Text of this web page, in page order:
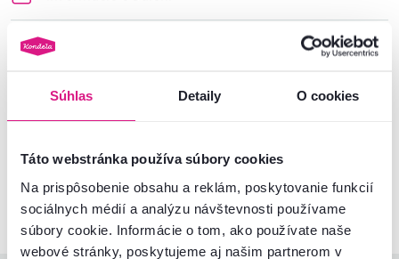
Súhlas Detaily O cookies
Táto webstránka používa súbory cookies
Na prispôsobenie obsahu a reklám, poskytovanie funkcií
sociálnych médií a analýzu návštevnosti používame
súbory cookie. Informácie o tom, ako používate naše
webové stránky, poskytujeme aj našim partnerom v
Montážny návod
Nenašli ste požadované informácie?
02/ 40 100 100 Spustiť chat